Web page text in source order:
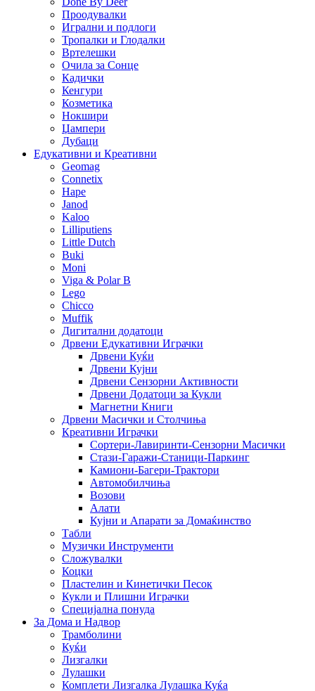
Проодувалки
Игрални и подлоги
Тропалки и Глодалки
Вртелешки
Очила за Сонце
Кадички
Кенгури
Козметика
Нокшири
Џампери
Дубаци
Едукативни и Креативни
Geomag
Connetix
Hape
Janod
Kaloo
Lilliputiens
Little Dutch
Buki
Moni
Viga & Polar B
Lego
Chicco
Muffik
Дигитални додатоци
Дрвени Едукативни Играчки
Дрвени Куќи
Дрвени Кујни
Дрвени Сензорни Активности
Дрвени Додатоци за Кукли
Магнетни Книги
Дрвени Масички и Столчиња
Креативни Играчки
Сортери-Лавиринти-Сензорни Масички
Стази-Гаражи-Станици-Паркинг
Камиони-Багери-Трактори
Автомобилчиња
Возови
Алати
Кујни и Апарати за Домаќинство
Табли
Музички Инструменти
Сложувалки
Коцки
Пластелин и Кинетички Песок
Кукли и Плишни Играчки
Специјална понуда
За Дома и Надвор
Трамболини
Куќи
Лизгалки
Лулашки
Комплети Лизгалка Лулашка Куќа